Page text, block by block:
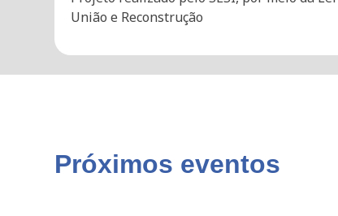
União e Reconstrução
Próximos eventos